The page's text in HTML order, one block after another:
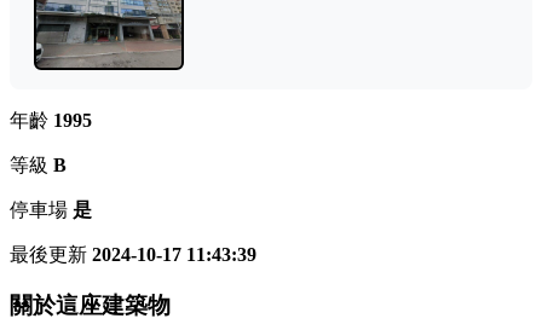
年齡 1995
等級 B
停車場 是
最後更新 2024-10-17 11:43:39
關於這座建築物